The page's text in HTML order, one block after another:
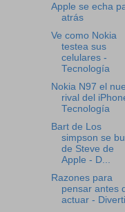
Apple se echa
atrás
Ve como Nokia
testea sus
celulares -
Tecnología
Nokia N97 el
rival del
Tecnología
Bart de Los
simpson se
de Steve de
Apple - D...
Razones para
pensar antes
actuar -